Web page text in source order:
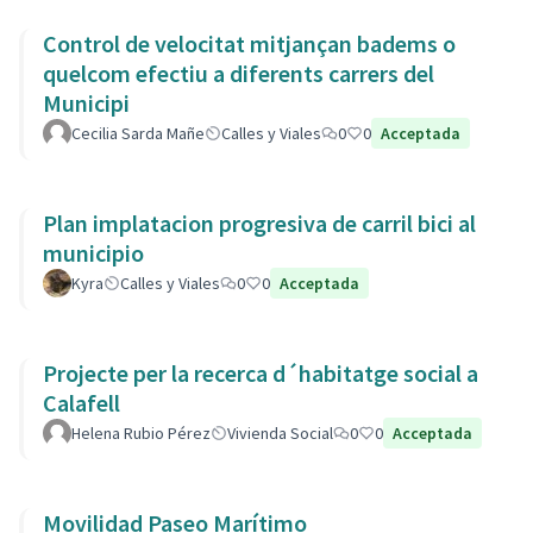
Control de velocitat mitjançan badems o
quelcom efectiu a diferents carrers del
Municipi
Cecilia Sarda Mañe Calles y Viales 0 0 Acceptada
Plan implatacion progresiva de carril bici al
municipio
Kyra Calles y Viales 0 0 Acceptada
Projecte per la recerca d´habitatge social a
Calafell
Helena Rubio Pérez Vivienda Social 0 0 Acceptada
Movilidad Paseo Marítimo